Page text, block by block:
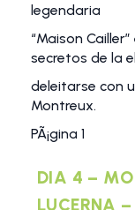
legendaria
“Maison
secretos de la
deleitarse con
Montreux.
PÃ¡gina 1
DIA 4 –
LUCERNA